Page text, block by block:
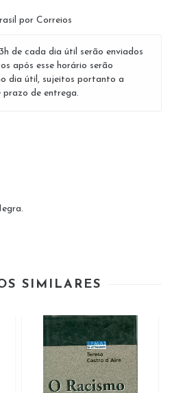
por Correios
de cada dia útil serão enviados
após esse horário serão
dia útil, sujeitos portanto a
de entrega.
SIMILARES